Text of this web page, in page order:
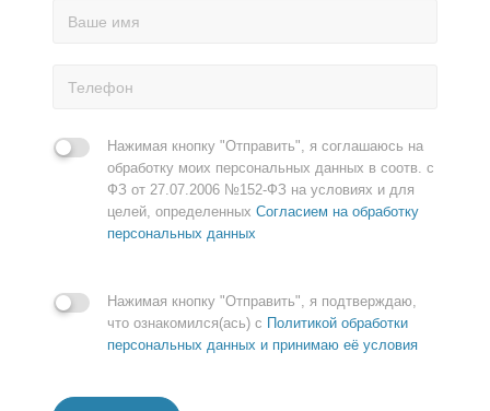
Нажимая кнопку "Отправить", я соглашаюсь на
обработку моих персональных данных в соотв. с
ФЗ от 27.07.2006 №152-ФЗ на условиях и для
целей, определенных Согласием на обработку
персональных данных
Нажимая кнопку "Отправить", я подтверждаю,
что ознакомился(ась) с Политикой обработки
персональных данных и принимаю её условия